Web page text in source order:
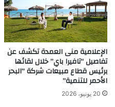
الإعلامية منى العمدة تكشف عن
تفاصيل “تافيرا باي” خلال لقائها
برئيس قطاع مبيعات شركة “البحر
الأحمر للتنمية”
20 يونيو، 2026